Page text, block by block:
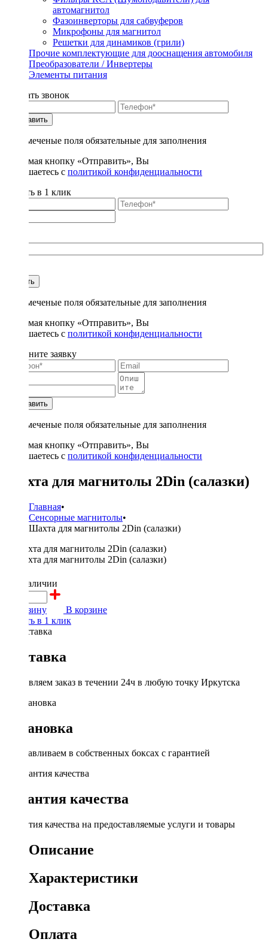
автомагнитол
Фазоинверторы для сабвуферов
Микрофоны для магнитол
Решетки для динамиков (грили)
Прочие комплектующие для дооснащения автомобиля
Преобразователи / Инвертеры
Элементы питания
Заказать звонок
Отправить
* - отмеченые поля обязательные для заполнения
Нажимая кнопку «Отправить», Вы
соглашаетесь с политикой конфиденциальности
Купить в 1 клик
Купить
* - отмеченые поля обязательные для заполнения
Нажимая кнопку «Отправить», Вы
соглашаетесь с политикой конфиденциальности
Заполните заявку
Отправить
* - отмеченые поля обязательные для заполнения
Нажимая кнопку «Отправить», Вы
соглашаетесь с политикой конфиденциальности
Шахта для магнитолы 2Din (салазки)
Главная•
Сенсорные магнитолы•
Шахта для магнитолы 2Din (салазки)
в наличии
В корзину
В корзине
Купить в 1 клик
Доставка
Доставляем заказ в течении 24ч в любую точку Иркутска
Установка
Устанавливаем в собственных боксах с гарантией
Гарантия качества
Гарантия качества на предоставляемые услуги и товары
Описание
Характеристики
Доставка
Оплата